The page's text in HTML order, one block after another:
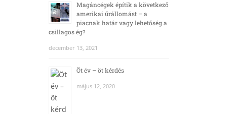
Magáncégek építik a következő
amerikai űrállomást – a
piacnak határ vagy lehetőség a
csillagos ég?
december 13, 2021
Öt év – öt kérdés
május 12, 2020